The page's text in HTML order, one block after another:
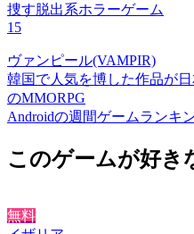
捜す脱出系ホラーゲーム
15
ヴァンピール(VAMPIR)
韓国で人気を博した作品が
のMMORPG
Androidの週間ゲームランキ
このゲームが好き
無料